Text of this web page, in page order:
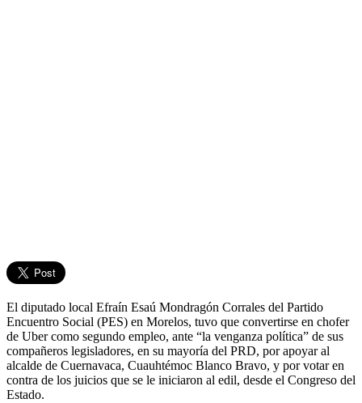
El diputado local Efraín Esaú Mondragón Corrales del Partido
Encuentro Social (PES) en Morelos, tuvo que convertirse en chofer
de Uber como segundo empleo, ante “la venganza política” de sus
compañeros legisladores, en su mayoría del PRD, por apoyar al
alcalde de Cuernavaca, Cuauhtémoc Blanco Bravo, y por votar en
contra de los juicios que se le iniciaron al edil, desde el Congreso del
Estado.